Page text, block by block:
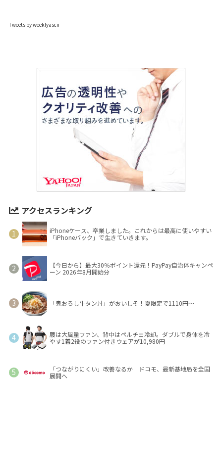
Tweets by weeklyascii
アクセスランキング
iPhoneケース、卒業しました。これからは最高に使いやすい
「iPhoneバック」で生きていきます。
【今日から】最大30％ポイント還元！PayPay自治体キャンペ
ーン 2026年8月開始分
「鬼おろし牛タン丼」がおいしそ！夏限定で1110円～
腰は大風量ファン、背中はペルチェ冷却。ダブルで身体を冷
やす1着2役のファン付きウェアが10,980円
「つながりにくい」改善なるか ドコモ、最新基地局を全国
展開へ